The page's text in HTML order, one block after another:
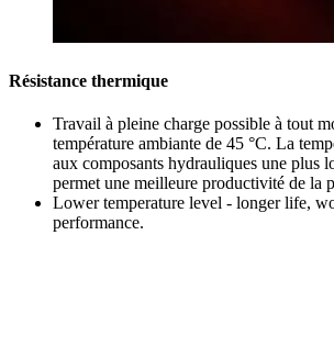
Résistance thermique
Travail à pleine charge possible à tout
température ambiante de 45 °C. La
aux composants hydrauliques une plus
permet une meilleure productivité de la
Lower temperature level - longer life,
performance.